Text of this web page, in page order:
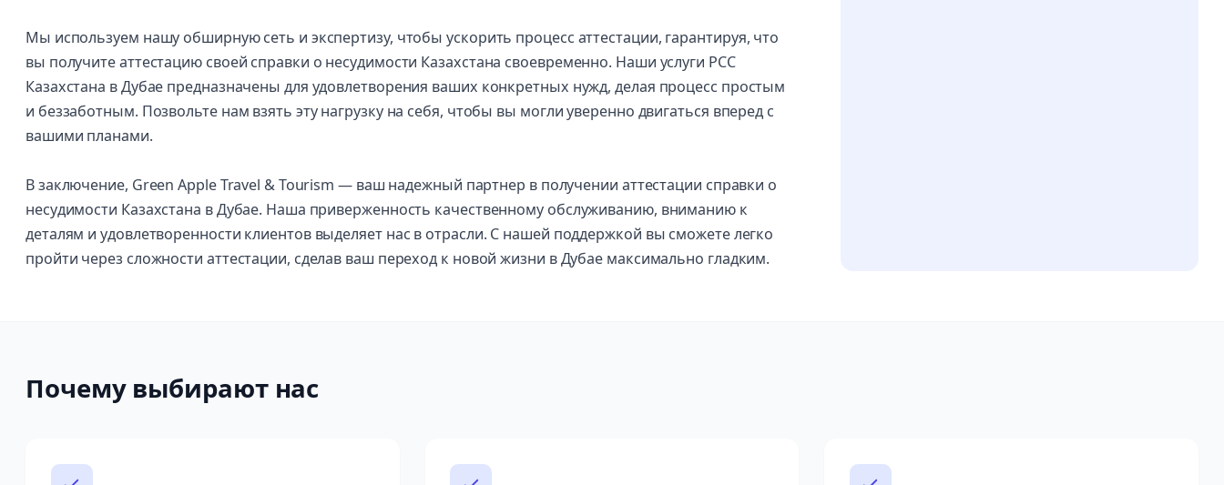
Мы используем нашу обширную сеть и экспертизу, чтобы ускорить процесс аттестации, гарантируя, что
вы получите аттестацию своей справки о несудимости Казахстана своевременно. Наши услуги PCC
Казахстана в Дубае предназначены для удовлетворения ваших конкретных нужд, делая процесс простым
и беззаботным. Позвольте нам взять эту нагрузку на себя, чтобы вы могли уверенно двигаться вперед с
вашими планами.
В заключение, Green Apple Travel & Tourism — ваш надежный партнер в получении аттестации справки о
несудимости Казахстана в Дубае. Наша приверженность качественному обслуживанию, вниманию к
деталям и удовлетворенности клиентов выделяет нас в отрасли. С нашей поддержкой вы сможете легко
пройти через сложности аттестации, сделав ваш переход к новой жизни в Дубае максимально гладким.
Почему выбирают нас